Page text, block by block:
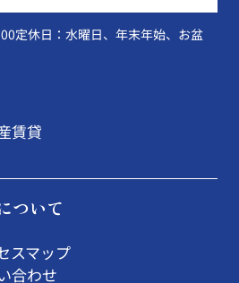
定休日：水曜日、年末年始、お盆
賃貸
ついて
スマップ
合わせ